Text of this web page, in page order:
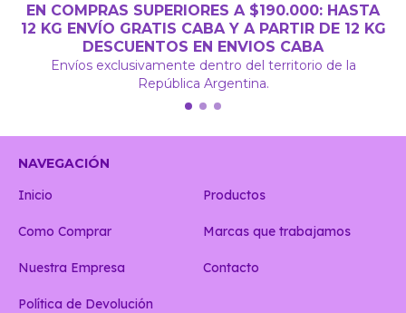
EN COMPRAS SUPERIORES A $190.000: HASTA
12 KG ENVÍO GRATIS CABA Y A PARTIR DE 12 KG
DESCUENTOS EN ENVIOS CABA
Envíos exclusivamente dentro del territorio de la
República Argentina.
NAVEGACIÓN
Inicio
Productos
Como Comprar Marcas que trabajamos
Nuestra Empresa Contacto
Política de Devolución